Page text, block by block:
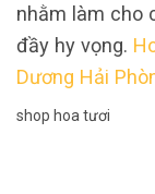
nhằm làm cho
đầy hy vọng.
Dương Hải
shop hoa tươi